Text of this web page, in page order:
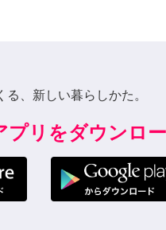
る、新しい暮らしかた。
プリをダウンロ